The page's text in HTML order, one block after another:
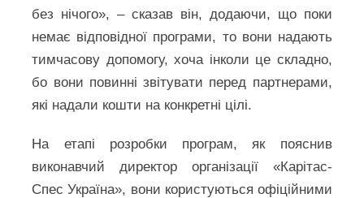
без нічого», – сказав він, додаючи, що поки
немає відповідної програми, то вони надають
тимчасову допомогу, хоча інколи це складно,
бо вони повинні звітувати перед партнерами,
які надали кошти на конкретні цілі.
На етапі розробки програм, як пояснив
виконавчий директор організації «Карітас-
Спес Україна», вони користуються офіційними